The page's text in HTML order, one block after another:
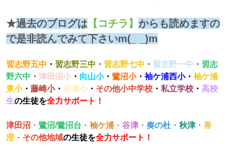
★過去のブログは 【コチラ】 からも読めますの
で是非読んでみて下さいm(_ _)m
習志野五中 ・ 習志野三中 ・ 習志野七中 ・ 習志野一中 ・ 習志
野六中 ・ 津田沼小 ・ 向山小・ 鷺沼小・ 袖ケ浦西小・ 袖ケ浦
東小・ 藤崎小・ 谷津小・ その他小中学校 ・ 私立学校 ・ 高校
生の生徒を全力サポート！
津田沼 ・ 鷺沼/鷺沼台 ・ 袖ケ浦 ・ 谷津 ・ 奏の杜 ・ 秋津・ 香
澄・ その他地域の生徒を全力サポート！